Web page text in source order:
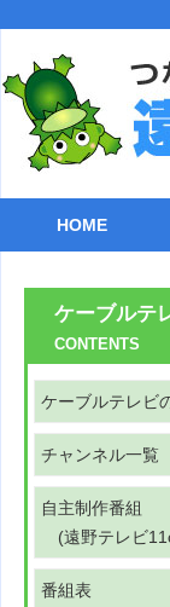
HOME
ケーブルテ
CONTENTS
ケーブルテレビ
チャンネル一覧
自主制作番組
(遠野テレビ
番組表